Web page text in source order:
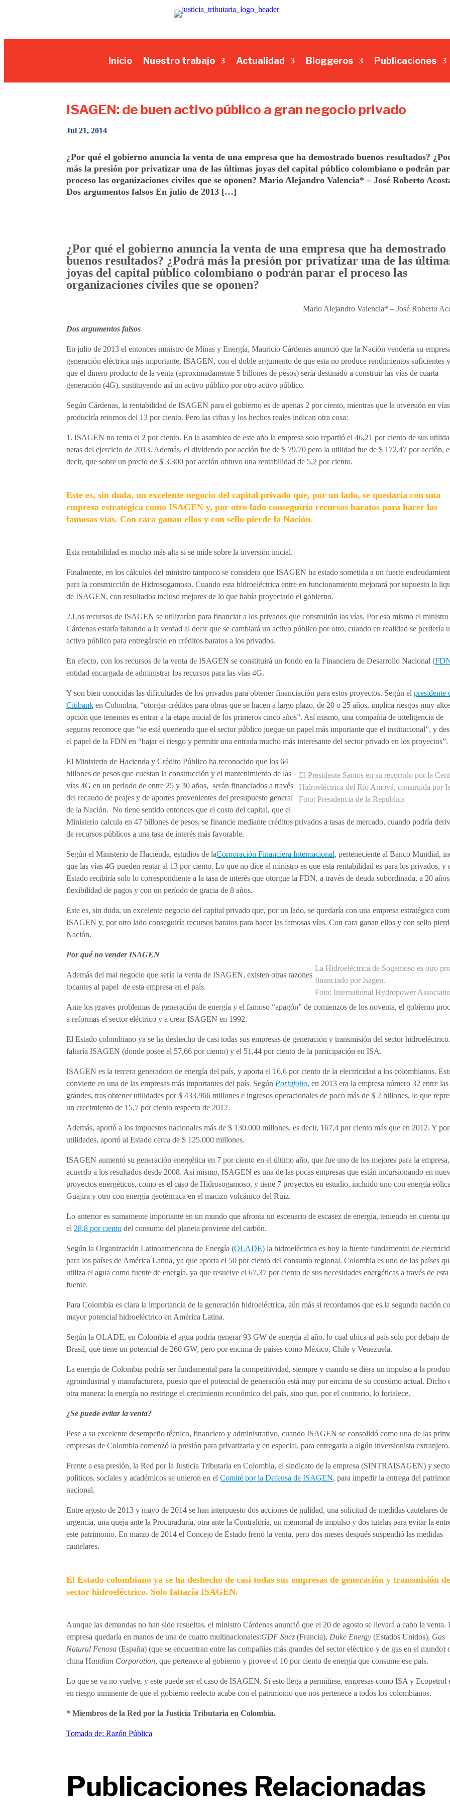
Inicio Nuestro trabajo Actualidad Bloggeros Publicaciones
ISAGEN: de buen activo público a gran negocio privado
Jul 21, 2014
¿Por qué el gobierno anuncia la venta de una empresa que ha demostrado buenos resultados?
más la presión por privatizar una de las últimas joyas del capital público colombiano o podrán
proceso las organizaciones civiles que se oponen? Mario Alejandro Valencia* – José Roberto
Dos argumentos falsos En julio de 2013 […]
¿Por qué el gobierno anuncia la venta de una empresa que ha demostrado
buenos resultados? ¿Podrá más la presión por privatizar una de las
joyas del capital público colombiano o podrán parar el proceso las
organizaciones civiles que se oponen?
Mario Alejandro Valencia* – José Roberto
Dos argumentos falsos
En julio de 2013 el entonces ministro de Minas y Energía, Mauricio Cárdenas anunció que la Nación vendería su
generación eléctrica más importante, ISAGEN, con el doble argumento de que esta no produce rendimientos suficientes
que el dinero producto de la venta (aproximadamente 5 billones de pesos) sería destinado a construir las vías de cuarta
generación (4G), sustituyendo así un activo público por otro activo público.
Según Cárdenas, la rentabilidad de ISAGEN para el gobierno es de apenas 2 por ciento, mientras que la inversión en
produciría retornos del 13 por ciento. Pero las cifras y los hechos reales indican otra cosa:
1. ISAGEN no renta el 2 por ciento. En la asamblea de este año la empresa solo repartió el 46,21 por ciento de sus
netas del ejercicio de 2013. Además, el dividendo por acción fue de $ 79,70 pero la utilidad fue de $ 172,47 por acción,
decir, que sobre un precio de $ 3.300 por acción obtuvo una rentabilidad de 5,2 por ciento.
Este es, sin duda, un excelente negocio del capital privado que, por un lado, se quedaría con una
empresa estratégica como ISAGEN y, por otro lado conseguiría recursos baratos para hacer las
famosas vías. Con cara ganan ellos y con sello pierde la Nación.
Esta rentabilidad es mucho más alta si se mide sobre la inversión inicial.
Finalmente, en los cálculos del ministro tampoco se considera que ISAGEN ha estado sometida a un fuerte
para la construcción de Hidrosogamoso. Cuando esta hidroeléctrica entre en funcionamiento mejorará por supuesto la
de ISAGEN, con resultados incluso mejores de lo que había proyectado el gobierno.
2.Los recursos de ISAGEN se utilizarían para financiar a los privados que construirán las vías. Por eso mismo el ministro
Cárdenas estaría faltando a la verdad al decir que se cambiará un activo público por otro, cuando en realidad se perdería
activo público para entregárselo en créditos baratos a los privados.
En efecto, con los recursos de la venta de ISAGEN se constituirá un fondo en la Financiera de Desarrollo Nacional (
entidad encargada de administrar los recursos para las vías 4G.
Y son bien conocidas las dificultades de los privados para obtener financiación para estos proyectos. Según el presidente
Citibank en Colombia, “otorgar créditos para obras que se hacen a largo plazo, de 20 o 25 años, implica riesgos muy
opción que tenemos es entrar a la etapa inicial de los primeros cinco años”. Así mismo, una compañía de inteligencia de
seguros reconoce que “se está queriendo que el sector público juegue un papel más importante que el institucional”, y
el papel de la FDN en “bajar el riesgo y permitir una entrada mucho más interesante del sector privado en los proyectos”.
El Presidente Santos en su recorrido por la
Hidroeléctrica del Río Amoyá, construida por
Foto: Presidencia de la República
El Ministerio de Hacienda y Crédito Público ha reconocido que los 64
billones de pesos que cuestan la construcción y el mantenimiento de las
vías 4G en un periodo de entre 25 y 30 años, serán financiados a través
del recaudo de peajes y de aportes provenientes del presupuesto general
de la Nación. No tiene sentido entonces que el costo del capital, que el
Ministerio calcula en 47 billones de pesos, se financie mediante créditos privados a tasas de mercado, cuando podría
de recursos públicos a una tasa de interés más favorable.
Según el Ministerio de Hacienda, estudios de laCorporación Financiera Internacional, perteneciente al Banco Mundial,
que las vías 4G pueden rentar al 13 por ciento. Lo que no dice el ministro es que esta rentabilidad es para los privados, y
Estado recibiría solo lo correspondiente a la tasa de interés que otorgue la FDN, a través de deuda subordinada, a 20
flexibilidad de pagos y con un período de gracia de 8 años.
Este es, sin duda, un excelente negocio del capital privado que, por un lado, se quedaría con una empresa estratégica
ISAGEN y, por otro lado conseguiría recursos baratos para hacer las famosas vías. Con cara ganan ellos y con sello
Nación.
La Hidroeléctrica de Sogamoso es otro
financiado por Isagen.
Foto: International Hydropower
Por qué no vender ISAGEN
Además del mal negocio que sería la venta de ISAGEN, existen otras razones
tocantes al papel de esta empresa en el país.
Ante los graves problemas de generación de energía y el famoso “apagón” de comienzos de los noventa, el gobierno
a reformas el sector eléctrico y a crear ISAGEN en 1992.
El Estado colombiano ya se ha deshecho de casi todas sus empresas de generación y transmisión del sector
faltaría ISAGEN (donde posee el 57,66 por ciento) y el 51,44 por ciento de la participación en ISA.
ISAGEN es la tercera generadora de energía del país, y aporta el 16,6 por ciento de la electricidad a los colombianos.
convierte en una de las empresas más importantes del país. Según Portafolio, en 2013 era la empresa número 32 entre las
grandes, tras obtener utilidades por $ 433.966 millones e ingresos operacionales de poco más de $ 2 billones, lo que
un crecimiento de 15,7 por ciento respecto de 2012.
Además, aportó a los impuestos nacionales más de $ 130.000 millones, es decir, 167,4 por ciento más que en 2012. Y por
utilidades, aportó al Estado cerca de $ 125.000 millones.
ISAGEN aumentó su generación energética en 7 por ciento en el último año, que fue uno de los mejores para la
acuerdo a los resultados desde 2008. Así mismo, ISAGEN es una de las pocas empresas que están incursionando en
proyectos energéticos, como es el caso de Hidrosogamoso, y tiene 7 proyectos en estudio, incluido uno con energía
Guajira y otro con energía geotérmica en el macizo volcánico del Ruiz.
Lo anterior es sumamente importante en un mundo que afronta un escenario de escasez de energía, teniendo en cuenta
el 28,8 por ciento del consumo del planeta proviene del carbón.
Según la Organización Latinoamericana de Energía (OLADE) la hidroeléctrica es hoy la fuente fundamental de
para los países de América Latina, ya que aporta el 50 por ciento del consumo regional. Colombia es uno de los países
utiliza el agua como fuente de energía, ya que resuelve el 67,37 por ciento de sus necesidades energéticas a través de esta
fuente.
Para Colombia es clara la importancia de la generación hidroeléctrica, aún más si recordamos que es la segunda nación
mayor potencial hidroeléctrico en América Latina.
Según la OLADE, en Colombia el agua podría generar 93 GW de energía al año, lo cual ubica al país solo por debajo de
Brasil, que tiene un potencial de 260 GW, pero por encima de países como México, Chile y Venezuela.
La energía de Colombia podría ser fundamental para la competitividad, siempre y cuando se diera un impulso a la
agroindustrial y manufacturera, puesto que el potencial de generación está muy por encima de su consumo actual. Dicho
otra manera: la energía no restringe el crecimiento económico del país, sino que, por el contrario, lo fortalece.
¿Se puede evitar la venta?
Pese a su excelente desempeño técnico, financiero y administrativo, cuando ISAGEN se consolidó como una de las
empresas de Colombia comenzó la presión para privatizarla y en especial, para entregarla a algún inversionista extranjero.
Frente a esa presión, la Red por la Justicia Tributaria en Colombia, el sindicato de la empresa (SINTRAISAGEN) y
políticos, sociales y académicos se unieron en el Comité por la Defensa de ISAGEN, para impedir la entrega del
nacional.
Entre agosto de 2013 y mayo de 2014 se han interpuesto dos acciones de nulidad, una solicitud de medidas cautelares de
urgencia, una queja ante la Procuraduría, otra ante la Contraloría, un memorial de impulso y dos tutelas para evitar la
este patrimonio. En marzo de 2014 el Concejo de Estado frenó la venta, pero dos meses después suspendió las medidas
cautelares.
El Estado colombiano ya se ha deshecho de casi todas sus empresas de generación y transmisión
sector hidroeléctrico. Solo faltaría ISAGEN.
Aunque las demandas no han sido resueltas, el ministro Cárdenas anunció que el 20 de agosto se llevará a cabo la venta.
empresa quedaría en manos de una de cuatro multinacionales:GDF Suez (Francia), Duke Energy (Estados Unidos), Gas
Natural Fenosa (España) (que se encuentran entre las compañías más grandes del sector eléctrico y de gas en el mundo)
china Haudian Corporation, que pertenece al gobierno y provee el 10 por ciento de energía que consume ese país.
Lo que se va no vuelve, y este puede ser el caso de ISAGEN. Si esto llega a permitirse, empresas como ISA y Ecopetrol
en riesgo inminente de que el gobierno reelecto acabe con el patrimonio que nos pertenece a todos los colombianos.
* Miembros de la Red por la Justicia Tributaria en Colombia.
Tomado de: Razón Pública
Publicaciones Relacionadas